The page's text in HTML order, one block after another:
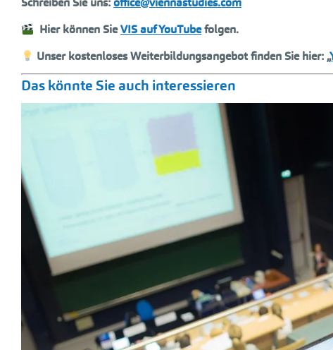
Hier können SieVIS auf YouTubefolgen.
Unser kostenloses Weiterbildungsangebot finden Sie hier: „
Das könnte Sie auch interessieren